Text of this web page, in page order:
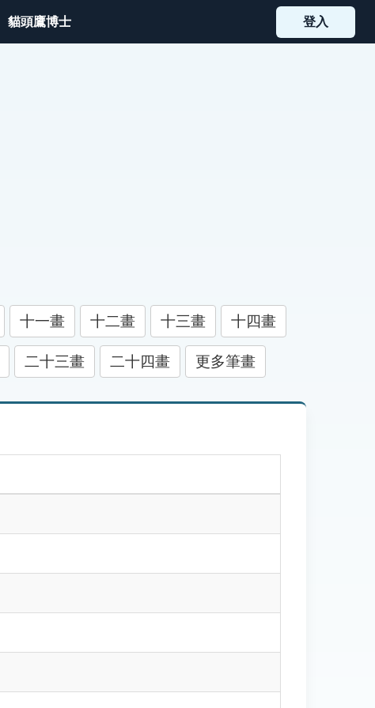
貓頭鷹博士 登入
十一畫 十二畫 十三畫 十四畫
二十三畫 二十四畫 更多筆畫